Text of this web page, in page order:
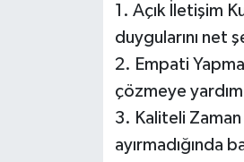
1. Açık İletişim
duygularını net
2. Empati
çözmeye
3. Kaliteli
ayırmadığında